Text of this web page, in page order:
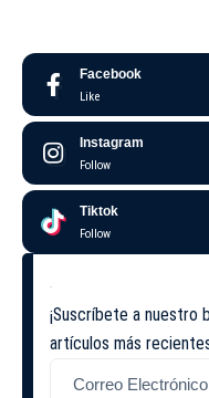
Facebook
Like
Instagram
Follow
Tiktok
Follow
¡Suscríbete a nuestro
artículos más